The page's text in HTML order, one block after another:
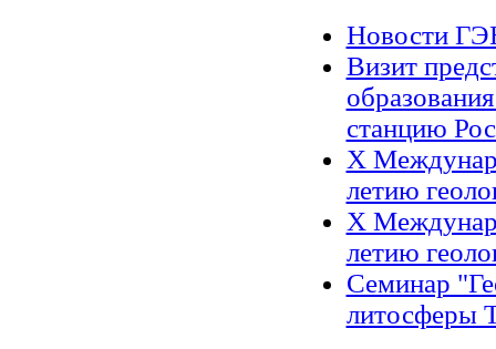
Новости
Визит
станцию
X
летию
X
летию
Семинар
литосферы